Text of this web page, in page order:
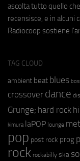
ascolta tutto quello
recensisce, e in alcuni
Radiocoop sostiene
TAG CLOUD
ambient beat blues
crossover dance
Grunge; hard rock
kimura laPOP lounge
pop post rock prog
rock rockabilly ska